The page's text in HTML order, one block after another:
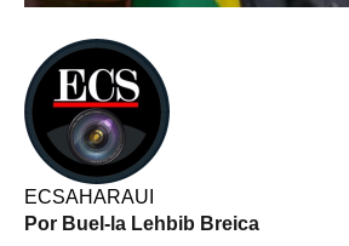
ECSAHARAUI
Por Buel-la Lehbib Breica